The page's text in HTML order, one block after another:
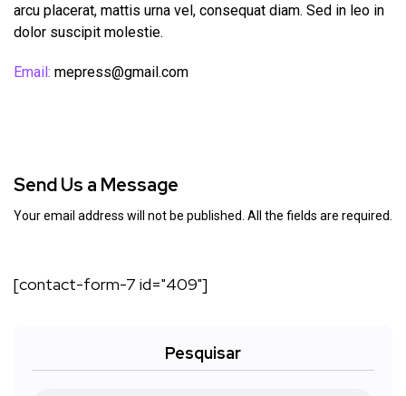
arcu placerat, mattis urna vel, consequat diam. Sed in leo in
dolor suscipit molestie.
Email: mepress@gmail.com
Send Us a Message
Your email address will not be published. All the fields are required.
[contact-form-7 id="409"]
Pesquisar